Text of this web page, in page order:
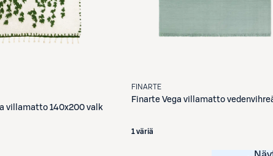
villamatto 140x200 valk
FINARTE
Finarte Vega villamatto
1 väriä